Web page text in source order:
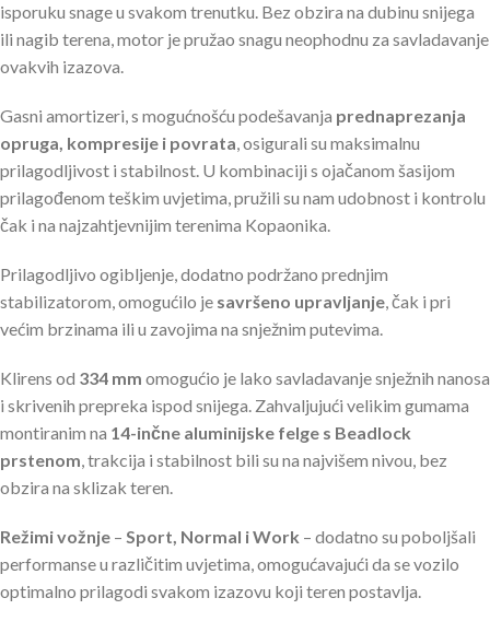
isporuku snage u svakom trenutku. Bez obzira na dubinu snijega
ili nagib terena, motor je pružao snagu neophodnu za savladavanje
ovakvih izazova.
Gasni amortizeri, s mogućnošću podešavanja prednaprezanja
opruga, kompresije i povrata, osigurali su maksimalnu
prilagodljivost i stabilnost. U kombinaciji s ojačanom šasijom
prilagođenom teškim uvjetima, pružili su nam udobnost i kontrolu
čak i na najzahtjevnijim terenima Kopaonika.
Prilagodljivo ogibljenje, dodatno podržano prednjim
stabilizatorom, omogućilo je savršeno upravljanje, čak i pri
većim brzinama ili u zavojima na snježnim putevima.
Klirens od 334 mm omogućio je lako savladavanje snježnih nanosa
i skrivenih prepreka ispod snijega. Zahvaljujući velikim gumama
montiranim na 14-inčne aluminijske felge s Beadlock
prstenom, trakcija i stabilnost bili su na najvišem nivou, bez
obzira na sklizak teren.
Režimi vožnje – Sport, Normal i Work – dodatno su poboljšali
performanse u različitim uvjetima, omogućavajući da se vozilo
optimalno prilagodi svakom izazovu koji teren postavlja.